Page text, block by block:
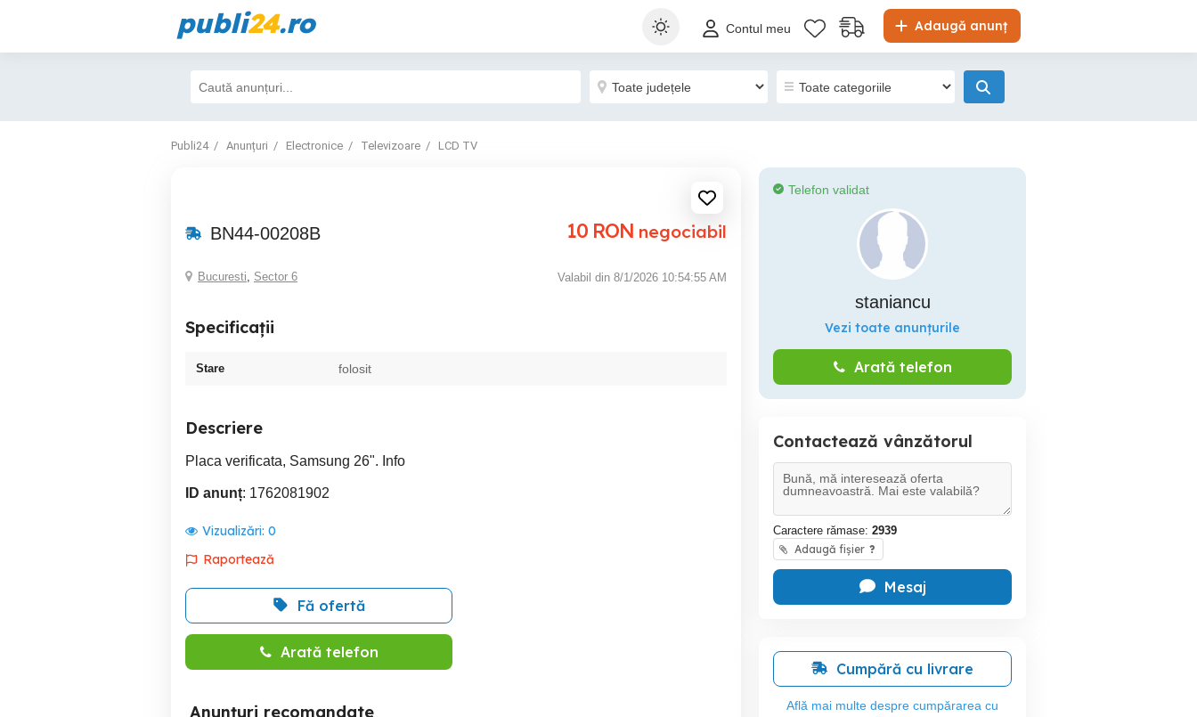
publi24.ro Adaugă anunț
Contul meu
Publi24 Anunțuri Electronice Televizoare LCD TV
BN44-00208B 10 RON negociabil
Bucuresti, Sector 6 Valabil din 8/1/2026 10:54:55 AM
Specificații
Stare folosit
Descriere
Placa verificata, Samsung 26". Info
ID anunț: 1762081902
Vizualizări: 0
Raportează
Fă ofertă
Arată telefon
Anunțuri recomandate
Telefon validat
staniancu
Vezi toate anunțurile
Arată telefon
Contactează vânzătorul
Caractere rămase: 2939
Adaugă fișier ?
Mesaj
Cumpără cu livrare
Află mai multe despre cumpărarea cu